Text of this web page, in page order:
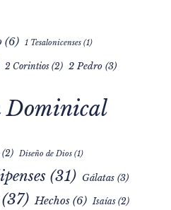
(6) 1 Tesalonicenses (1)
2 Corintios (2) 2 Pedro (3)
Dominical
(2) Diseño de Dios (1)
(31) Gálatas (3)
(37) Hechos (6) Isaías (2)